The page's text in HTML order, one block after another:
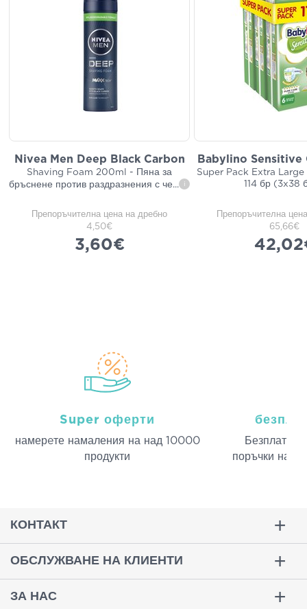
Nivea Men Deep Black Carbon
Shaving Foam 200ml - Пяна за
бръснене против раздразнения с че... i
Препоръчителна цена на дребно
4,50€
3,60€
Babylino
Super Pack Extra
114 бр (3x38
Препоръчителна
65,66€
Super оферти
намерeте намаления на над 10000
продукти
Безплатна
поръчки над
КОНТАКТ
ОБСЛУЖВАНЕ НА КЛИЕНТИ
ЗА НАС